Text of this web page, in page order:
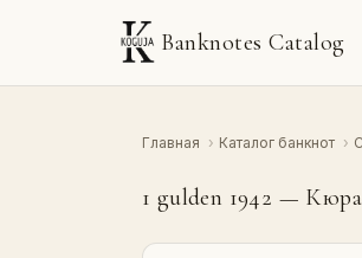
Banknotes Catalog
Главная › Каталог банкнот ›
1 gulden 1942 —